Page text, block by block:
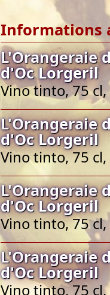
Informations
L'Orangeraie
d'Oc Lorgeril
Vino tinto, 75 cl,
L'Orangeraie
d'Oc Lorgeril
Vino tinto, 75 cl,
L'Orangeraie
d'Oc Lorgeril
Vino tinto, 75 cl,
L'Orangeraie
d'Oc Lorgeril
Vino tinto, 75 cl,